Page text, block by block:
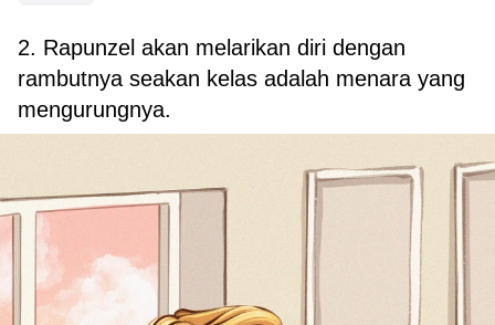
2. Rapunzel akan melarikan diri dengan
rambutnya seakan kelas adalah menara yang
mengurungnya.